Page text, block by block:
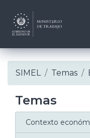
SIMEL Temas
Temas
Contexto